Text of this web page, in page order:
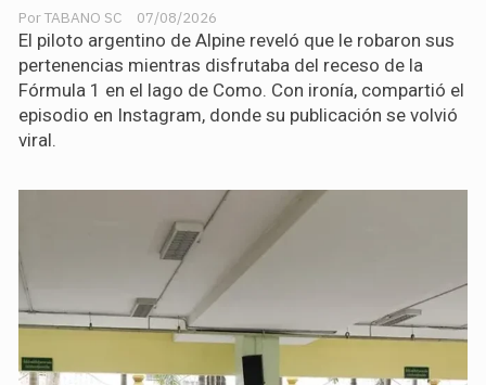
TABANO SC 07/08/2026
El piloto argentino de Alpine reveló que le robaron sus
pertenencias mientras disfrutaba del receso de la
Fórmula 1 en el lago de Como. Con ironía, compartió el
episodio en Instagram, donde su publicación se volvió
viral.